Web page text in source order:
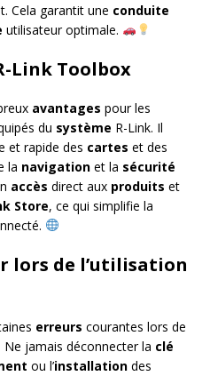
Cela garantit une conduite
utilisateur optimale.
Link Toolbox
avantages pour les
du système R-Link. Il
et rapide des cartes et des
la navigation et la sécurité
accès direct aux produits et
Store, ce qui simplifie la
lors de l’utilisation
erreurs courantes lors de
Ne jamais déconnecter la clé
ou l’installation des